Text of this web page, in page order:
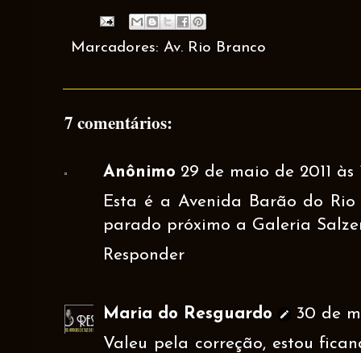
Marcadores: Av. Rio Branco
7 comentários:
Anônimo 29 de maio de 2011 às
Esta é a Avenida Barão do
parado próximo a Galeria
Responder
Maria do Resguardo
30 de
Valeu pela correção, estou